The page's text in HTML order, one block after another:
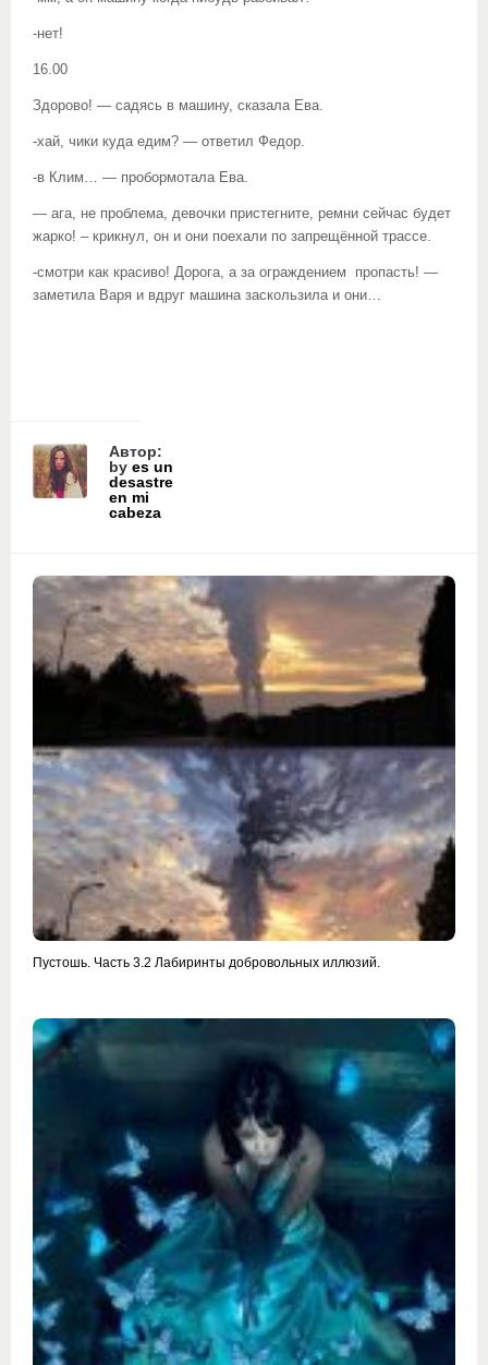
-нет!
16.00
Здорово! — садясь в машину, сказала Ева.
-хай, чики куда едим? — ответил Федор.
-в Клим… — пробормотала Ева.
— ага, не проблема, девочки пристегните, ремни сейчас будет
жарко! – крикнул, он и они поехали по запрещённой трассе.
-смотри как красиво! Дорога, а за ограждением пропасть! —
заметила Варя и вдруг машина заскользила и они…
Автор:
by es un
desastre
en mi
cabeza
Пустошь. Часть 3.2 Лабиринты добровольных иллюзий.